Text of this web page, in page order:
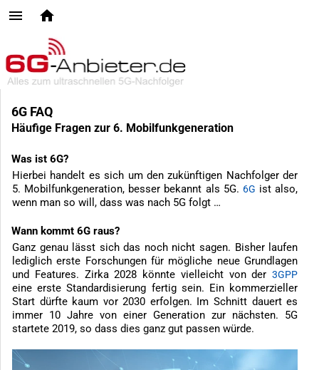
6G FAQ
Häufige Fragen zur 6. Mobilfunkgeneration
Was ist 6G?
Hierbei handelt es sich um den zukünftigen Nachfolger der
5. Mobilfunkgeneration, besser bekannt als 5G. 6G ist also,
wenn man so will, dass was nach 5G folgt …
Wann kommt 6G raus?
Ganz genau lässt sich das noch nicht sagen. Bisher laufen
lediglich erste Forschungen für mögliche neue Grundlagen
und Features. Zirka 2028 könnte vielleicht von der3GPP
eine erste Standardisierung fertig sein. Ein kommerzieller
Start dürfte kaum vor 2030 erfolgen. Im Schnitt dauert es
immer 10 Jahre von einer Generation zur nächsten. 5G
startete 2019, so dass dies ganz gut passen würde.